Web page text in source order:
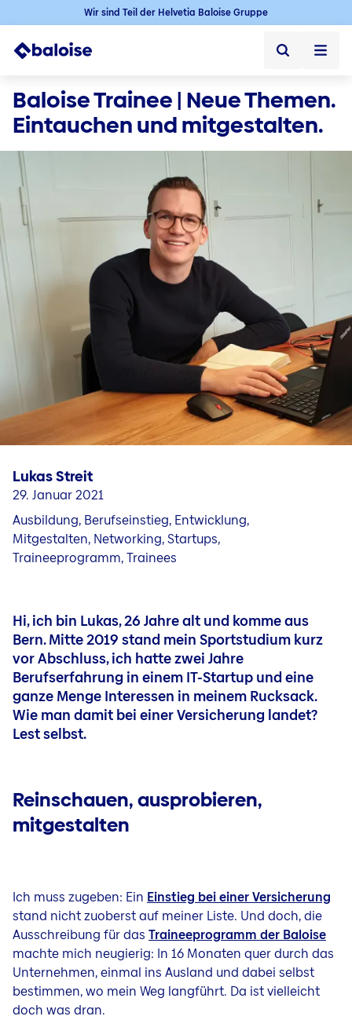
Wir sind Teil der Helvetia Baloise Gruppe
Startseite
Startseite ➞
Jobs
Jobs ➞
Karriere in der Schweiz
Baloise als Arbeitgeber
Berufseinstieg
Berufserfahrene
Karriere im Aussendienst
Fragen & Kontakt
Jobs in unseren Ländergesellschaften
Karriere in Liechtenstein
Bewerbungs- und Karrieretipps
Baloise Trainee | Neue Themen.
Eintauchen und mitgestalten.
Lukas Streit
29. Januar 2021
Ausbildung, Berufseinstieg, Entwicklung,
Mitgestalten, Networking, Startups,
Traineeprogramm, Trainees
Hi, ich bin Lukas, 26 Jahre alt und komme aus
Bern. Mitte 2019 stand mein Sportstudium kurz
vor Abschluss, ich hatte zwei Jahre
Berufserfahrung in einem IT-Startup und eine
ganze Menge Interessen in meinem Rucksack.
Wie man damit bei einer Versicherung landet?
Lest selbst.
Reinschauen, ausprobieren,
mitgestalten
Ich muss zugeben: Ein Einstieg bei einer Versicherung
stand nicht zuoberst auf meiner Liste. Und doch, die
Ausschreibung für das Traineeprogramm der Baloise
machte mich neugierig: In 16 Monaten quer durch das
Unternehmen, einmal ins Ausland und dabei selbst
bestimmen, wo mein Weg langführt. Da ist vielleicht
doch was dran.